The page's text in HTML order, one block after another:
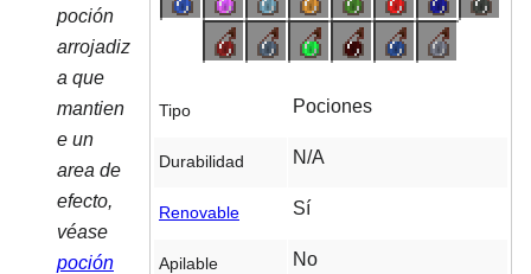
Tipo Pociones
Durabilidad N/A
Renovable Sí
Apilable No
poción
arrojadiz
a que
mantien
e un
area de
efecto,
véase
poción